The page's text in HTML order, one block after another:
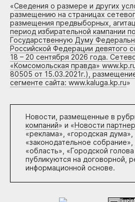
«Сведения о размере и других
размещению на страницах
размещения предвыборных,
период избирательной кампании
Государственную Думу
Российской Федерации девятого
18 – 20 сентября 2026 года.
«Комсомольская правда»
80505 от 15.03.2021г.),
сегменте сайта: www.kaluga.kp.ru»
Новости, размещенные в
компаний» и «Новости
«реклама», «городская дума»,
«законодательное собрание»,
«область», «Городской голова
публикуются на договорной,
информационной основе.